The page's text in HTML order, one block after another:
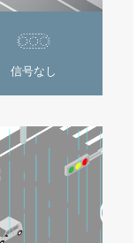
信号なし